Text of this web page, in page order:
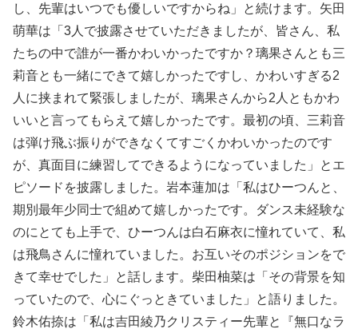
し、先輩はいつでも優しいですからね」と続けます。矢田
萌華は「3人で披露させていただきましたが、皆さん、私
たちの中で誰が一番かわいかったですか？璃果さんとも三
莉音とも一緒にできて嬉しかったですし、かわいすぎる2
人に挟まれて緊張しましたが、璃果さんから2人ともかわ
いいと言ってもらえて嬉しかったです。最初の頃、三莉音
は弾け飛ぶ振りができなくてすごくかわいかったのです
が、真面目に練習してできるようになっていました」とエ
ピソードを披露しました。岩本蓮加は「私はひーつんと、
期別最年少同士で組めて嬉しかったです。ダンス未経験な
のにとても上手で、ひーつんは白石麻衣に憧れていて、私
は飛鳥さんに憧れていました。お互いそのポジションをで
きて幸せでした」と話します。柴田柚菜は「その背景を知
っていたので、心にぐっときていました」と語りました。
鈴木佑捺は「私は吉田綾乃クリスティー先輩と『無口なラ